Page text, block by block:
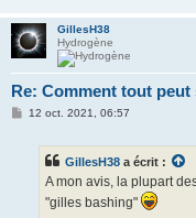
GillesH38
Hydrogène
Re: Comment tout
M12 oct. 2021, 06:57
GillesH38 a écrit :
A mon avis, la plupart
"gilles bashing"